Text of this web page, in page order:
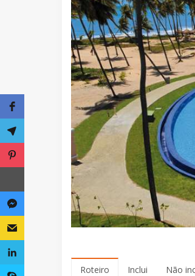
Roteiro Inclui Não